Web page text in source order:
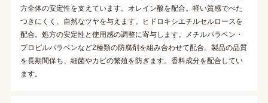
方全体の安定性を支えています。オレイン酸を配合。軽い質感でべた
つきにくく、自然なツヤを与えます。ヒドロキシエチルセルロースを
配合。処方の安定性と使用感の調整に寄与します。メチルパラベン・
プロピルパラベンなど2種類の防腐剤を組み合わせて配合。製品の品質
を長期間保ち、細菌やカビの繁殖を防ぎます。香料成分を配合してい
ます。